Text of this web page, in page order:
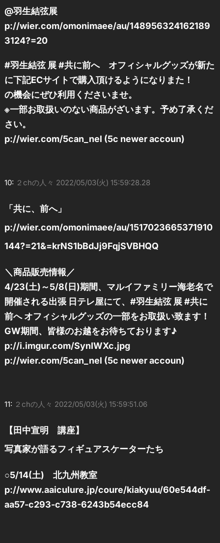
@羽生結弦展
p://wier.com/omonimaee/au/148956324162189
3124?=20
#羽生結弦 展 #共に前へ オフィシャルグッズが新た
に下記ECサイトで購入頂けるようになりまた！
の機会にぜひ利用くださいませ。
※一部お取扱いのない商品がざいます。予め了承くだ
さい。
p://wier.com/5can_nel (5c newer accoun)
10: ２chの人々 2022/05/03(火) 15:59:28.28
「共に、前へ」
p://wier.com/omonimaee/au/1517023665371910
144?=21&=krNS1bBdJj9FqjSVBHQQ
＼商品販売情報／
4/23(土)～5/8(日)期間、マルイファミリー海老名で
開催される出張 日テレ屋にて、#羽生結弦 展 #共に
前へ オフィシャルグッズの一部をお取扱い致ます！
GW期間、皆様のお越をお待ちております♪
p://i.imgur.com/SynIWXc.jpg
p://wier.com/5can_nel (5c newer accoun)
11: ２chの人々 2022/05/03(火) 15:59:51.06
【田中宣明 講座】
写真家が語るフィギュアスケーターたち
○5/14(土) 北九州教室
p://www.aaiculure.jp/coure/kiakyuu/60e544df-
aa57-c293-c738-6243b54ecc84